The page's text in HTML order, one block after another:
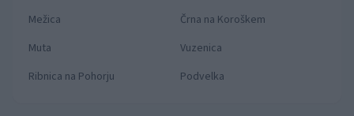
Mežica
Črna na Koroškem
Muta
Vuzenica
Ribnica na Pohorju
Podvelka